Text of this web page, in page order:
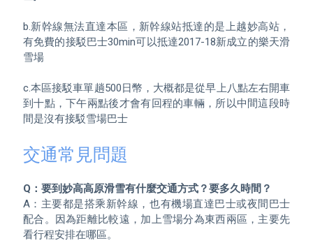
b.新幹線無法直達本區，新幹線站抵達的是上越妙高站，
有免費的接駁巴士30min可以抵達2017-18新成立的樂天滑
雪場
c.本區接駁車單趟500日幣，大概都是從早上八點左右開車
到十點，下午兩點後才會有回程的車輛，所以中間這段時
間是沒有接駁雪場巴士
交通常見問題
Q：要到妙高高原滑雪有什麼交通方式？要多久時間？
A：主要都是搭乘新幹線，也有機場直達巴士或夜間巴士
配合。因為距離比較遠，加上雪場分為東西兩區，主要先
看行程安排在哪區。